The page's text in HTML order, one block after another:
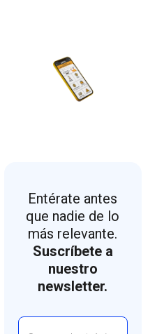
Entérate antes
que nadie de lo
más relevante.
Suscríbete a
nuestro
newsletter.